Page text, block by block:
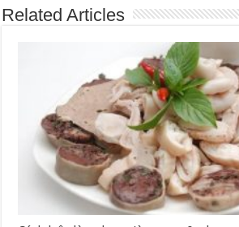
Related Articles